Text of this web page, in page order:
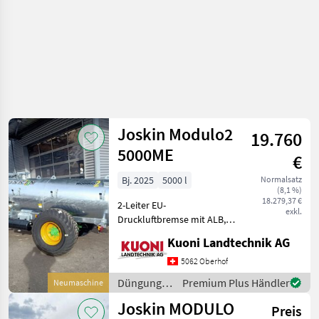
Neumaschine
Joskin Modulo2
5000ME
19.760
€
Normalsatz
(8,1 %)
18.279,37 €
exkl.
Bj. 2025
5000 l
2-Leiter EU-
Druckluftbremse mit ALB,
Gelenkwelle, Bereifung
550/60-22.5,
Füllstandanzeiger,
Schnellkuppler 6 Zoll,
Saugschlauch 4 m,
Kuoni Landtechnik AG
5062 Oberhof
Düngung
und
Beregnung
Premium Plus Händler
Joskin MODULO
Preis